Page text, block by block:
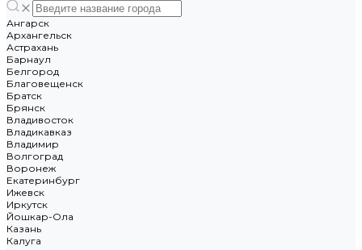
Ангарск
Архангельск
Астрахань
Барнаул
Белгород
Благовещенск
Братск
Брянск
Владивосток
Владикавказ
Владимир
Волгоград
Воронеж
Екатеринбург
Ижевск
Иркутск
Йошкар-Ола
Казань
Калуга